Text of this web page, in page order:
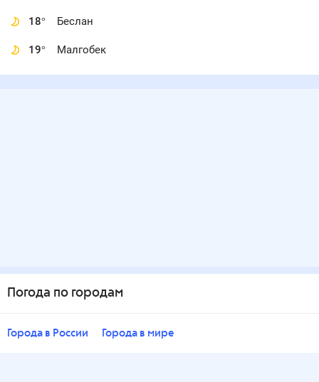
18° Беслан
19° Малгобек
Погода по городам
Города в России Города в мире